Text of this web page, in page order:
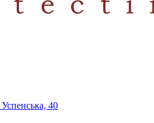
Успенська, 40